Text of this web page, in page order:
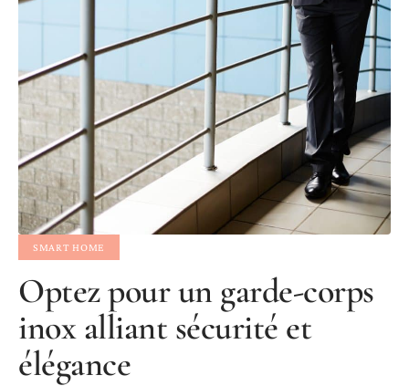
SMART HOME
Optez pour un garde-corps
inox alliant sécurité et
élégance